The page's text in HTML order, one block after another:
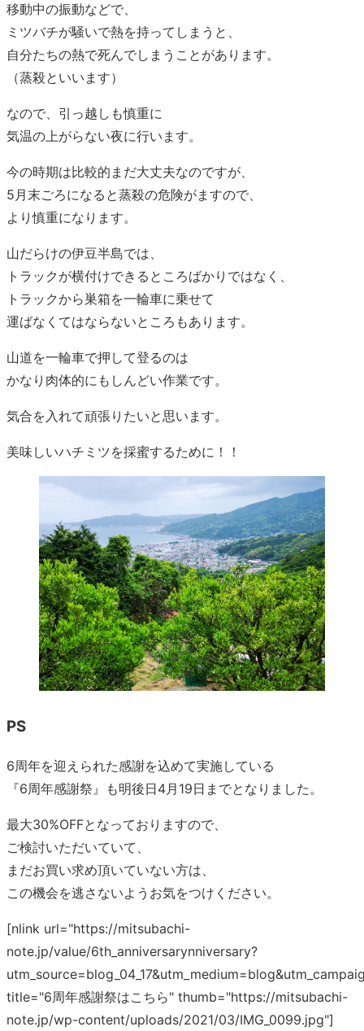
移動中の振動などで、
ミツバチが騒いで熱を持ってしまうと、
自分たちの熱で死んでしまうことがあります。
（蒸殺といいます）
なので、引っ越しも慎重に
気温の上がらない夜に行います。
今の時期は比較的まだ大丈夫なのですが、
5月末ごろになると蒸殺の危険がますので、
より慎重になります。
山だらけの伊豆半島では、
トラックが横付けできるところばかりではなく、
トラックから巣箱を一輪車に乗せて
運ばなくてはならないところもあります。
山道を一輪車で押して登るのは
かなり肉体的にもしんどい作業です。
気合を入れて頑張りたいと思います。
美味しいハチミツを採蜜するために！！
PS
6周年を迎えられた感謝を込めて実施している
『6周年感謝祭』も明後日4月19日までとなりました。
最大30%OFFとなっておりますので、
ご検討いただいていて、
まだお買い求め頂いていない方は、
この機会を逃さないようお気をつけください。
[nlink url="https://mitsubachi-
note.jp/value/6th_anniversarynniversary?
title="6周年感謝祭はこちら" thumb="https://mitsubachi-
note.jp/wp-content/uploads/2021/03/IMG_0099.jpg"]